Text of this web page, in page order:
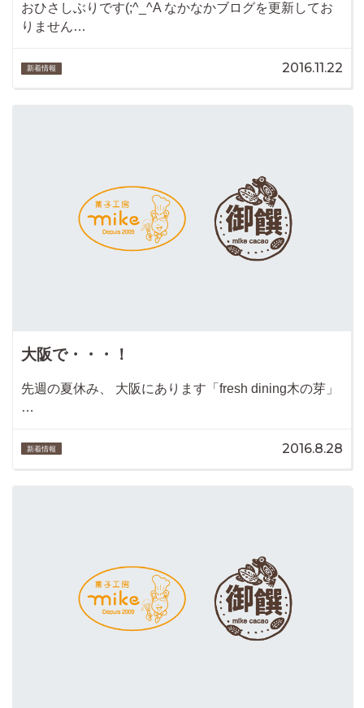
おひさしぶりです(;^_^A なかなかブログを更新してお
りません…
新着情報 2016.11.22
大阪で・・・！
先週の夏休み、 大阪にあります「fresh dining木の芽」
…
新着情報 2016.8.28